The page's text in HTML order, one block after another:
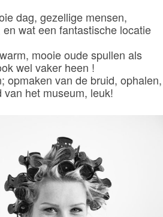
dag, gezellige mensen,
wat een fantastische locatie
mooie oude spullen als
wel vaker heen !
opmaken van de bruid, ophalen,
het museum, leuk!